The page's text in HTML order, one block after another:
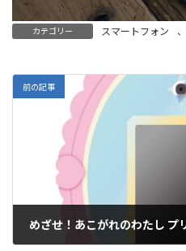
カテゴリー スマートフォン 、
前の記事